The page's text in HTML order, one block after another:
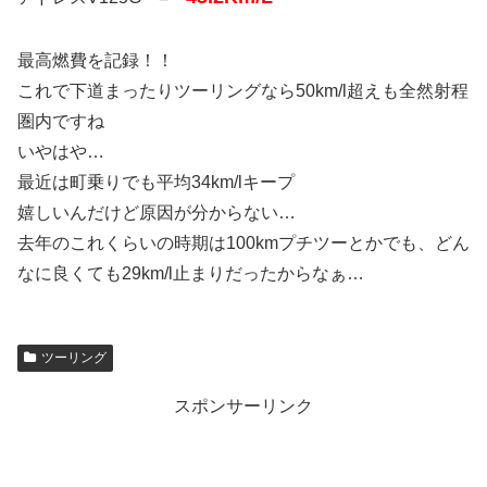
最高燃費を記録！！
これで下道まったりツーリングなら50km/l超えも全然射程
圏内ですね
いやはや…
最近は町乗りでも平均34km/lキープ
嬉しいんだけど原因が分からない…
去年のこれくらいの時期は100kmプチツーとかでも、どん
なに良くても29km/l止まりだったからなぁ…
ツーリング
スポンサーリンク